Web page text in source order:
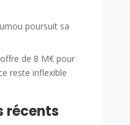
poursuit sa
de 8 M€ pour
reste inflexible
récents